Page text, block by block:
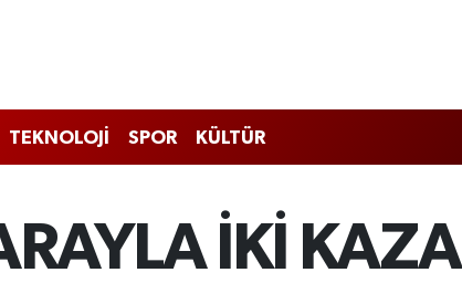
TEKNOLOJİ SPOR KÜLTÜR
İKİ KAZA